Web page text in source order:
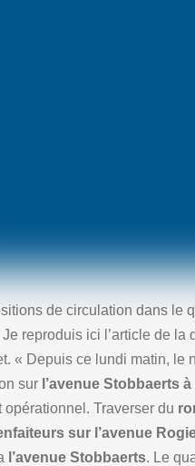
de circulation dans le
reproduis ici l’article de la
« Depuis ce lundi matin, le
sur l’avenue Stobbaerts à
opérationnel. Traverser du
sur l’avenue
l’avenue Stobbaerts. Le